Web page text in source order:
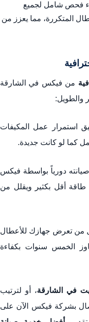
فحص شامل لجميع
المتكررة، مما يعزز من
من فيكس في الشارقة
والطويل:
استمرار عمل المكيفات
كما لو كانت جديدة.
دورياً بواسطة فيكس
أقل بكثير ويقلل من
من تعرض جهازك للأعطال
الخمس سنوات بكفاءة
في الشارقة، أو لترتيب
بشركة فيكس الآن على